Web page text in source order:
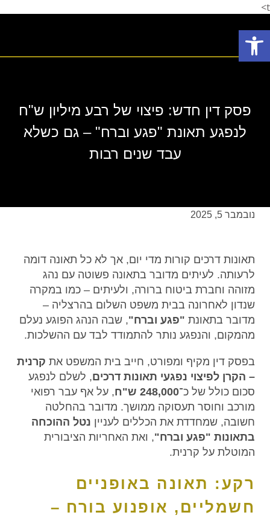
t>
פסק דין חדש: פיצוי של רבע מיליון ש"ח
לנפגע תאונת "פגע וברח" – גם כשלא
עבד שנים רבות
נובמבר 5, 2025
תאונות דרכים קורות מדי יום, אך לא כל תאונה דומה
לרעותה. לעיתים מדובר בתאונה פשוטה עם נהג
מזוהה וחברת ביטוח ברורה, ולעיתים – כמו במקרה
שנדון לאחרונה בבית משפט השלום בהרצליה –
מדובר בתאונת "פגע וברח", שבה הנהג הפוגע נעלם
מהמקום, והנפגע נותר להתמודד לבד עם ההשלכות.
בפסק דין מקיף ומפורט, חייב בית המשפט את קרנית
– הקרן לפיצוי נפגעי תאונות דרכים, לשלם לנפגע
סכום כולל של כ־248,000 ש"ח
, על אף עבר רפואי
מורכב וחוסר תעסוקה ממושך. מדובר בהחלטה
חשובה, שמחדדת את הכללים לעניין נטל ההוכחה
בתאונות "פגע וברח", ואת האחריות הציבורית
המוטלת על קרנית.
רקע: תאונה באופניים
חשמליים, אופנוע בורח –
פתח סרגל נגישות